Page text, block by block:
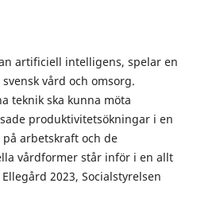
artificiell intelligens, spelar en
vård och omsorg.
teknik ska kunna möta
produktivitetsökningar i en
arbetskraft och de
vårdformer står inför i en allt
2023, Socialstyrelsen